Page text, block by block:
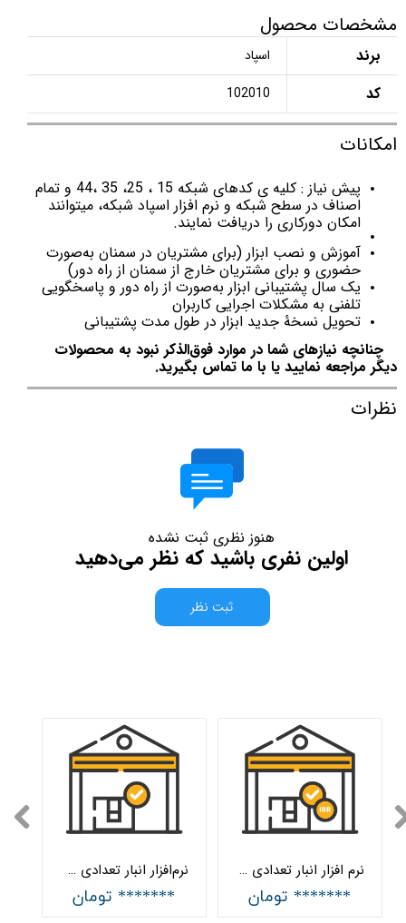
مشخصات محصول
برند اسپاد
کد 102010
امکانات
پیش نیاز : کلیه ی کدهای شبکه 15 ، 25، 35 ،44 و تمام
اصناف در سطح شبکه و نرم افزار اسپاد شبکه، میتوانند
امکان دورکاری را دریافت نمایند.
آموزش و نصب ابزار (برای مشتریان در سمنان به‌صورت
حضوری و برای مشتریان خارج از سمنان از راه دور)
یک سال پشتیبانی ابزار به‌صورت از راه دور و پاسخگویی
تلفنی به مشکلات اجرایی کاربران
تحویل نسخهٔ جدید ابزار در طول مدت پشتیبانی
چنانچه نیازهای شما در موارد فوق‌الذکر نبود به محصولات
دیگر مراجعه نمایید یا با ما تماس بگیرید.
نظرات
هنوز نظری ثبت نشده
اولین نفری باشید که نظر می‌دهید
ثبت نظر
نرم‌افزار انبار تعدادی هلواسپاد
******* تومان
نرم افزار انبار تعدادی ریالی هلواسپاد
******* تومان